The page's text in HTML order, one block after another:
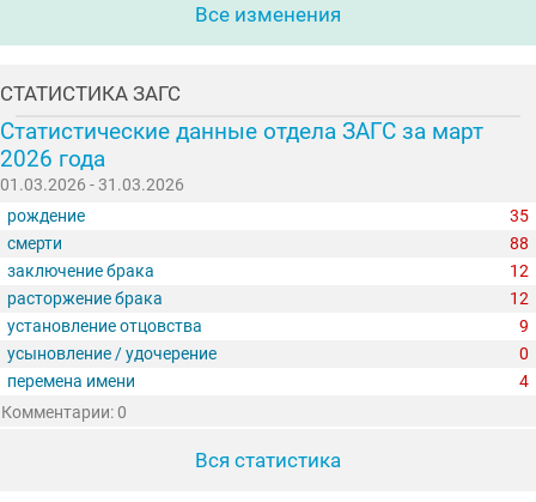
Все изменения
СТАТИСТИКА ЗАГС
Статистические данные отдела ЗАГС за март
2026 года
01.03.2026 - 31.03.2026
рождение
35
смерти
88
заключение брака
12
расторжение брака
12
установление отцовства
9
усыновление / удочерение
0
перемена имени
4
Комментарии: 0
Вся статистика